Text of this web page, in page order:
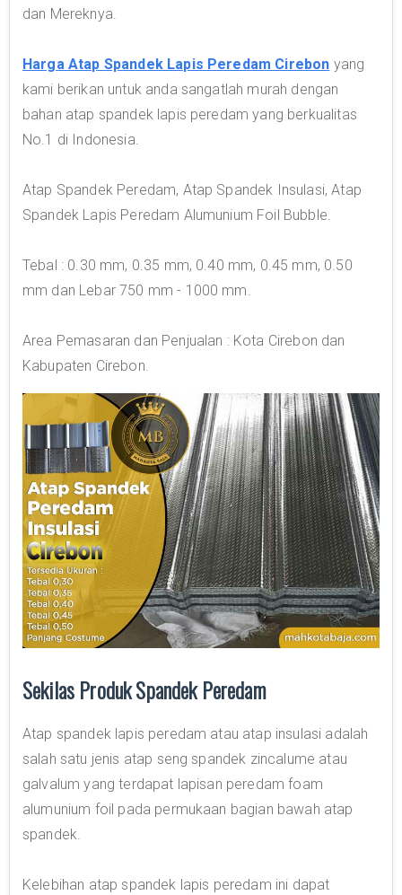
dan Mereknya.
Harga Atap Spandek Lapis Peredam Cirebon yang
kami berikan untuk anda sangatlah murah dengan
bahan atap spandek lapis peredam yang berkualitas
No.1 di Indonesia.
Atap Spandek Peredam, Atap Spandek Insulasi, Atap
Spandek Lapis Peredam Alumunium Foil Bubble.
Tebal : 0.30 mm, 0.35 mm, 0.40 mm, 0.45 mm, 0.50
mm dan Lebar 750 mm - 1000 mm.
Area Pemasaran dan Penjualan : Kota Cirebon dan
Kabupaten Cirebon.
Sekilas Produk Spandek Peredam
Atap spandek lapis peredam atau atap insulasi adalah
salah satu jenis atap seng spandek zincalume atau
galvalum yang terdapat lapisan peredam foam
alumunium foil pada permukaan bagian bawah atap
spandek.
Kelebihan atap spandek lapis peredam ini dapat